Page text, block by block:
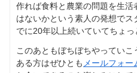
作れば食料と農業の問題を生
はないかという素人の発想で
でに20年以上続いていてちょっ
このあともぼちぼちやってい
ある方はぜひとも メールフォ